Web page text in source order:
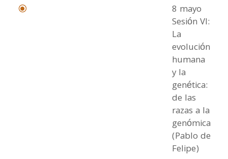
\
8 mayo
Sesión VI:
La
evolución
humana
y la
genética:
de las
razas a la
genómica
(Pablo de
Felipe)